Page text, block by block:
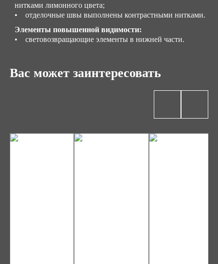
нитками лимонного цвета;
• отделочные швы выполнены контрастными нитками.
Элементы повышенной видимости:
• световозвращающие элементы в нижней части.
Вас может заинтересовать